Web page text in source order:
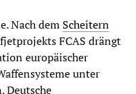
Nach dem Scheitern
FCAS drängt
europäischer
unter
Deutsche